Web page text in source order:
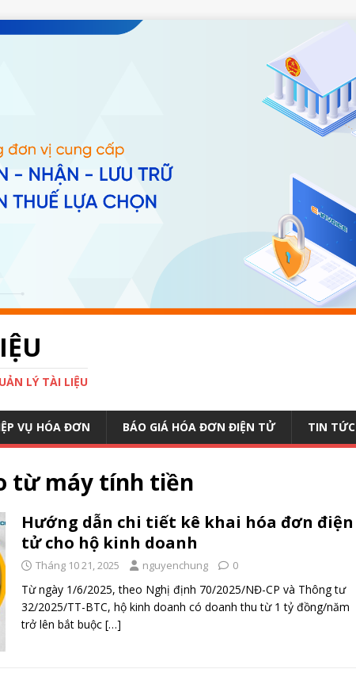
LÝ TÀI LIỆU
VỤ HÓA ĐƠN BÁO GIÁ HÓA ĐƠN ĐIỆN TỬ TIN TỨC
từ máy tính tiền
Hướng dẫn chi tiết kê khai hóa đơn điện
tử cho hộ kinh doanh
Tháng 10 21, 2025 nguyenchung 0
Từ ngày 1/6/2025, theo Nghị định 70/2025/NĐ-CP và Thông tư
32/2025/TT-BTC, hộ kinh doanh có doanh thu từ 1 tỷ đồng/năm
trở lên bắt buộc […]